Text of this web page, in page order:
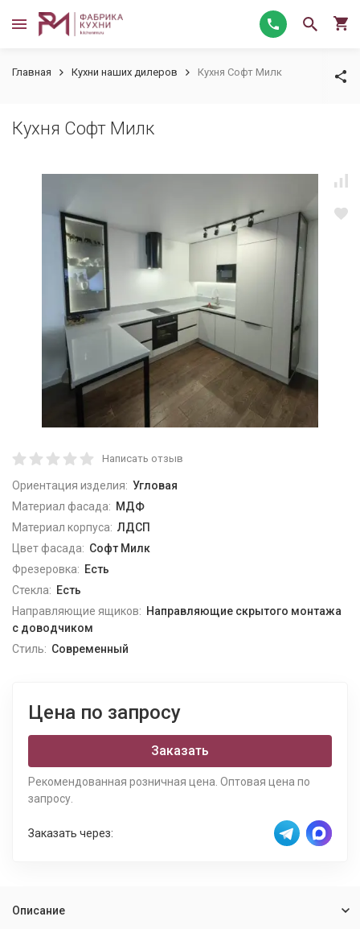
Главная Кухни наших дилеров Кухня Софт Милк
Кухня Софт Милк
Написать отзыв
Ориентация изделия: Угловая
Материал фасада: МДФ
Материал корпуса: ЛДСП
Цвет фасада: Софт Милк
Фрезеровка: Есть
Стекла: Есть
Направляющие ящиков: Направляющие скрытого монтажа
с доводчиком
Стиль: Современный
Цена по запросу
Заказать
Рекомендованная розничная цена. Оптовая цена по
запросу.
Заказать через:
Описание